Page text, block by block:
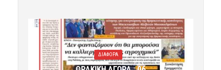
ΔΙΑΦΟΡΑ